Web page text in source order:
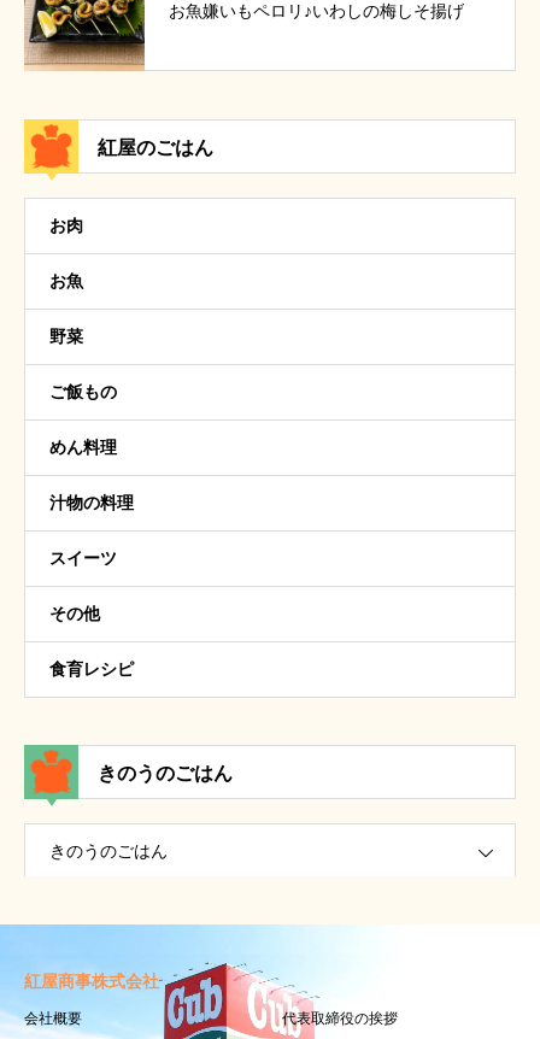
お魚嫌いもペロリ♪いわしの梅しそ揚げ
紅屋のごはん
お肉
お魚
野菜
ご飯もの
めん料理
汁物の料理
スイーツ
その他
食育レシピ
きのうのごはん
きのうのごはん
紅屋商事株式会社
会社概要 代表取締役の挨拶